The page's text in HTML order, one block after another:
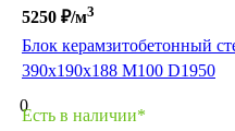
5250 ₽/м3
Блок керамзитобетонный
390х190х188 М100 D1950
0
Есть в наличии*